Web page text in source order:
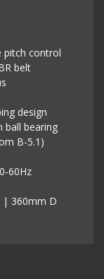
pitch control
belt
design
ball bearing
B-5.1)
60Hz
| 360mm D